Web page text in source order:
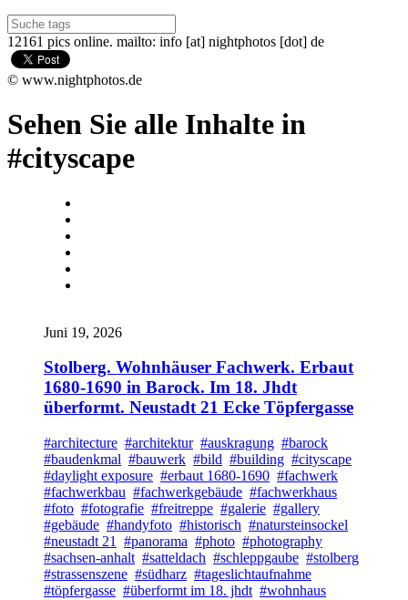
12161 pics online. mailto: info [at] nightphotos [dot] de
© www.nightphotos.de
Sehen Sie alle Inhalte in
#cityscape
Juni 19, 2026
Stolberg. Wohnhäuser Fachwerk. Erbaut
1680-1690 in Barock. Im 18. Jhdt
überformt. Neustadt 21 Ecke Töpfergasse
#architecture #architektur #auskragung #barock
#baudenkmal #bauwerk #bild #building #cityscape
#daylight exposure #erbaut 1680-1690 #fachwerk
#fachwerkbau #fachwerkgebäude #fachwerkhaus
#foto #fotografie #freitreppe #galerie #gallery
#gebäude #handyfoto #historisch #natursteinsockel
#neustadt 21
#panorama #photo #photography
#sachsen-anhalt #satteldach #schleppgaube #stolberg
#strassenszene #südharz #tageslichtaufnahme
#töpfergasse #überformt im 18. jhdt #wohnhaus